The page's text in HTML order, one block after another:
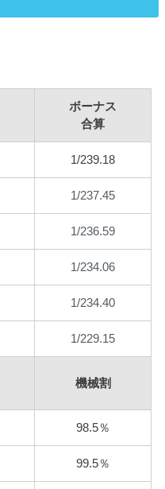
ボーナス
合算
1/239.18
1/237.45
1/236.59
1/234.06
1/234.40
1/229.15
機械割
98.5％
99.5％